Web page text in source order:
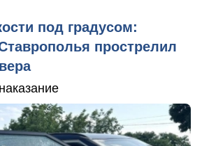
под градусом:
прострелил